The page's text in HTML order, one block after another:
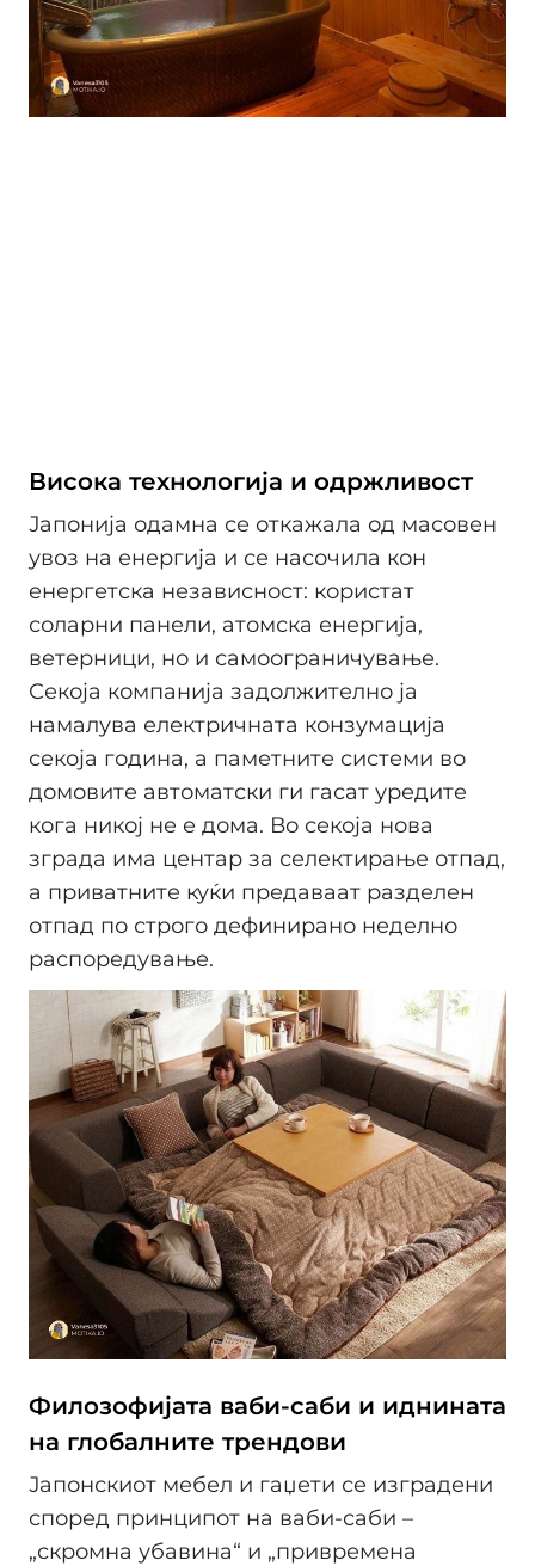
Висока технологија и одржливост
Јапонија одамна се откажала од масовен
увоз на енергија и се насочила кон
енергетска независност: користат
соларни панели, атомска енергија,
ветерници, но и самоограничување.
Секоја компанија задолжително ја
намалува електричната конзумација
секоја година, а паметните системи во
домовите автоматски ги гасат уредите
кога никој не е дома. Во секоја нова
зграда има центар за селектирање отпад,
а приватните куќи предаваат разделен
отпад по строго дефинирано неделно
распоредување.
Филозофијата ваби-саби и иднината
на глобалните трендови
Јапонскиот мебел и гаџети се изградени
според принципот на ваби-саби –
„скромна убавина“ и „привремена